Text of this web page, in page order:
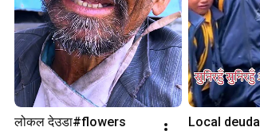
लोकल देउडा#flowers Local deuda